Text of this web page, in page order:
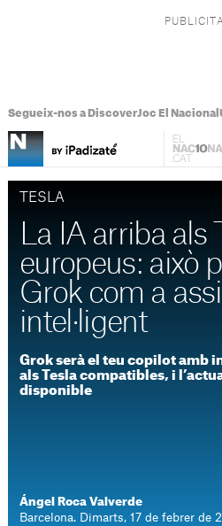
Segueix-nos a DiscoverJoc El Nacional
TESLA
La IA arriba als
europeus: això
Grok com a
intel·ligent
Grok serà el teu copilot amb
als Tesla compatibles, i
disponible
Ángel Roca Valverde
Barcelona. Dimarts, 17 de febrer de